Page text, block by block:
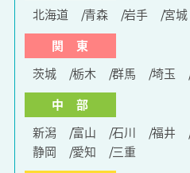
北海道
青森 岩手 宮城
関 東
茨城
栃木 群馬 埼玉
中 部
新潟
富山 石川 福井
静岡
愛知
三重